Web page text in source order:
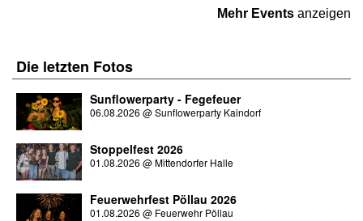
Mehr Events anzeigen
Die letzten Fotos
Sunflowerparty - Fegefeuer
06.08.2026 @Sunflowerparty Kaindorf
Stoppelfest 2026
01.08.2026 @Mittendorfer Halle
Feuerwehrfest Pöllau 2026
01.08.2026 @ Feuerwehr Pöllau